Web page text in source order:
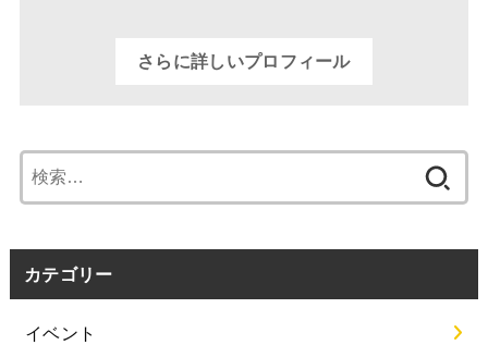
さらに詳しいプロフィール
索:
カテゴリー
イベント